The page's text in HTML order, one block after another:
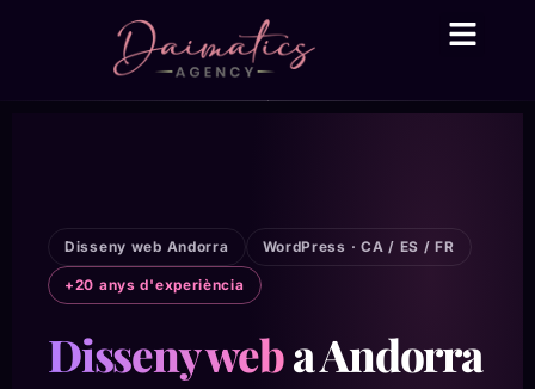
Disseny web Andorra WordPress · CA / ES / FR
+20 anys d'experiència
Disseny weba Andorra
Daima Business AI
● En línia